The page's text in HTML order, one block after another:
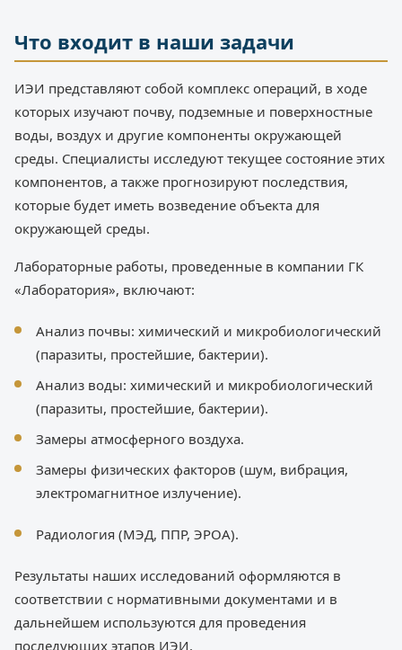
Что входит в наши задачи
ИЭИ представляют собой комплекс операций, в ходе
которых изучают почву, подземные и поверхностные
воды, воздух и другие компоненты окружающей
среды. Специалисты исследуют текущее состояние этих
компонентов, а также прогнозируют последствия,
которые будет иметь возведение объекта для
окружающей среды.
Лабораторные работы, проведенные в компании ГК
«Лаборатория», включают:
Анализ почвы: химический и микробиологический
(паразиты, простейшие, бактерии).
Анализ воды: химический и микробиологический
(паразиты, простейшие, бактерии).
Замеры атмосферного воздуха.
Замеры физических факторов (шум, вибрация,
электромагнитное излучение).
Радиология (МЭД, ППР, ЭРОА).
Результаты наших исследований оформляются в
соответствии с нормативными документами и в
дальнейшем используются для проведения
последующих этапов ИЭИ.